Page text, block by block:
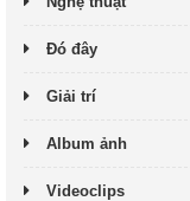
Đó đây
Giải trí
Album ảnh
Videoclips